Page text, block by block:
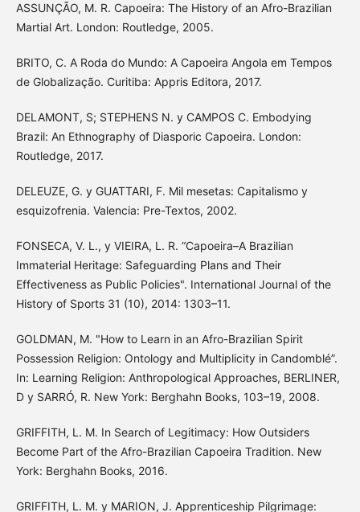
ASSUNÇÃO, M. R. Capoeira: The History of an Afro-Brazilian
Martial Art. London: Routledge, 2005.
BRITO, C. A Roda do Mundo: A Capoeira Angola em Tempos
de Globalização. Curitiba: Appris Editora, 2017.
DELAMONT, S; STEPHENS N. y CAMPOS C. Embodying
Brazil: An Ethnography of Diasporic Capoeira. London:
Routledge, 2017.
DELEUZE, G. y GUATTARI, F. Mil mesetas: Capitalismo y
esquizofrenia. Valencia: Pre-Textos, 2002.
FONSECA, V. L., y VIEIRA, L. R. “Capoeira–A Brazilian
Immaterial Heritage: Safeguarding Plans and Their
Effectiveness as Public Policies". International Journal of the
History of Sports 31 (10), 2014: 1303–11.
GOLDMAN, M. "How to Learn in an Afro-Brazilian Spirit
Possession Religion: Ontology and Multiplicity in Candomblé”.
In: Learning Religion: Anthropological Approaches, BERLINER,
D y SARRÓ, R. New York: Berghahn Books, 103–19, 2008.
GRIFFITH, L. M. In Search of Legitimacy: How Outsiders
Become Part of the Afro-Brazilian Capoeira Tradition. New
York: Berghahn Books, 2016.
GRIFFITH, L. M. y MARION, J. Apprenticeship Pilgrimage: